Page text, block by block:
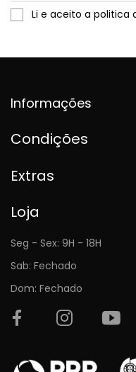
Li e aceito a politica
Informações
Condições
Extras
Loja
Seg - Sex: 9H - 18H
Sab: Fechado
Dom: Fechado